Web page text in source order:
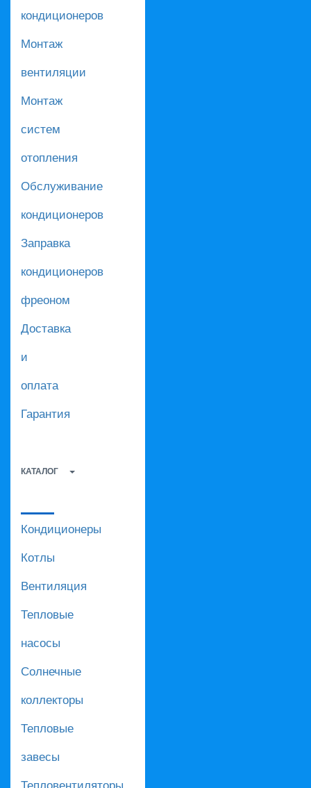
кондиционеров
Монтаж
вентиляции
Монтаж
систем
отопления
Обслуживание
кондиционеров
Заправка
кондиционеров
фреоном
Доставка
и
оплата
Гарантия
КАТАЛОГ
Кондиционеры
Котлы
Вентиляция
Тепловые
насосы
Солнечные
коллекторы
Тепловые
завесы
Тепловентиляторы